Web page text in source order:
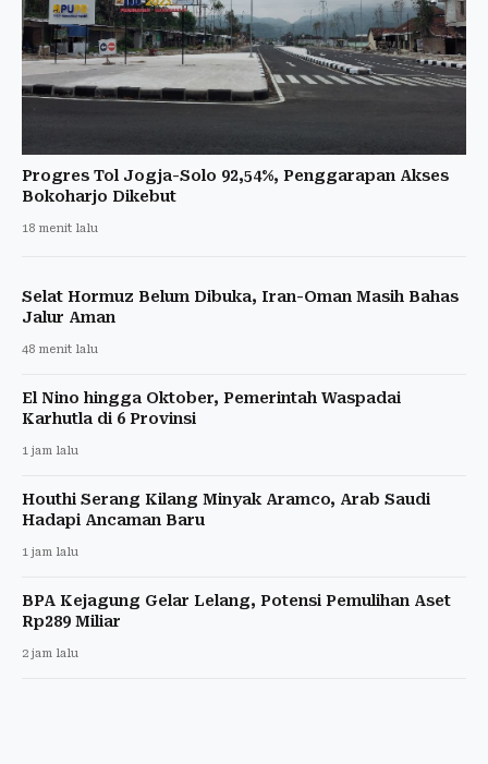
Progres Tol Jogja-Solo 92,54%, Penggarapan Akses
Bokoharjo Dikebut
18 menit lalu
Selat Hormuz Belum Dibuka, Iran-Oman Masih Bahas
Jalur Aman
48 menit lalu
El Nino hingga Oktober, Pemerintah Waspadai
Karhutla di 6 Provinsi
1 jam lalu
Houthi Serang Kilang Minyak Aramco, Arab Saudi
Hadapi Ancaman Baru
1 jam lalu
BPA Kejagung Gelar Lelang, Potensi Pemulihan Aset
Rp289 Miliar
2 jam lalu